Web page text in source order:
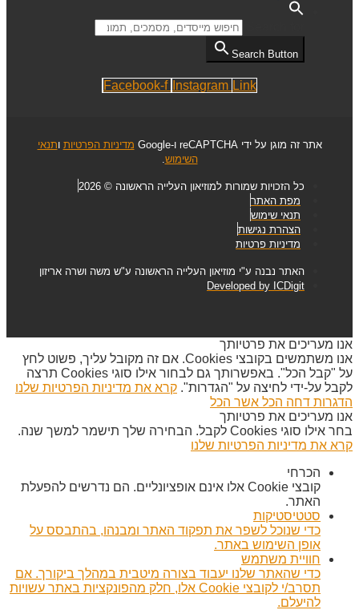
Search Button
Facebook-f Instagram Link
אתר זה מוגן על ידי reCAPTCHA ו-Google מדיניות הפרטיות ותנאי
השימוש
כל הזכויות שמורות למוזיאון העלייה הראשונה © 2026
מפת האתר
תנאי שימוש
הצהרת נגישות
מדיניות פרטיות
האתר נבנה ע"י מוזיאון העלייה הראשונה ע"ש משה ושרה אריזון
Developed by ICDigit
אנו מעריכים את פרטיותך
אנו משתמשים בקובצי Cookies. אם זה מקובל עליך, פשוט לחץ
על "קבל הכל". באפשרותך גם לבחור אילו סוגי Cookies תרצה
לקבל על-ידי לחיצה על "הגדרות". קרא את מדיניות הפרטיות שלנו
הדגרות דחה הכל אשר הכל
אנו מעריכים את פרטיותך
בחר אילו סוגי Cookies לקבל. הבחירה שלך תישמר למשך שנה.
קרא את מדיניות הפרטיות שלנו
הכרחי
קובצי Cookie אלו אינם אופציונליים. הם נדרשים להפעלת
האתר.
סטטיסטיקות
כדי שנוכל לשפר את תפקוד האתר ומבנהו, בהתבסס על
אופן השימוש באתר.
חוויית משתמש
כדי שהאתר שלנו יעבוד בצורה מיטבית במהלך ביקורך. אם
תסרב/י לקובצי Cookie אלו, חלק מהפונקציות באתר עשויות
להיעלם.